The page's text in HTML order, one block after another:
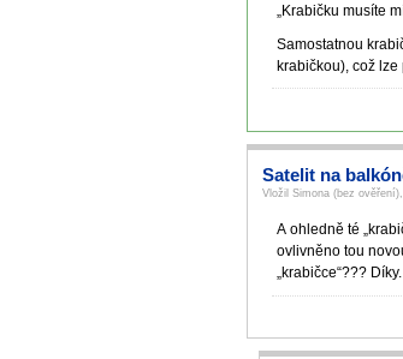
„Krabičku musíte
Samostatnou
krabičkou), což lze
Satelit na
Vložil Simona (bez
A ohledně té
ovlivněno tou
„krabičce“??? Díky.